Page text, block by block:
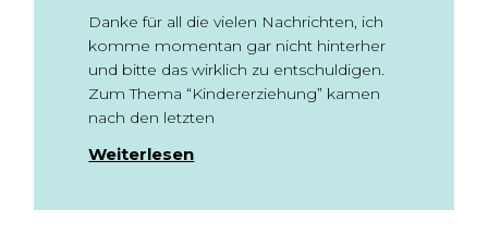
Danke für all die vielen Nachrichten, ich
komme momentan gar nicht hinterher
und bitte das wirklich zu entschuldigen.
Zum Thema “Kindererziehung” kamen
nach den letzten
Weiterlesen